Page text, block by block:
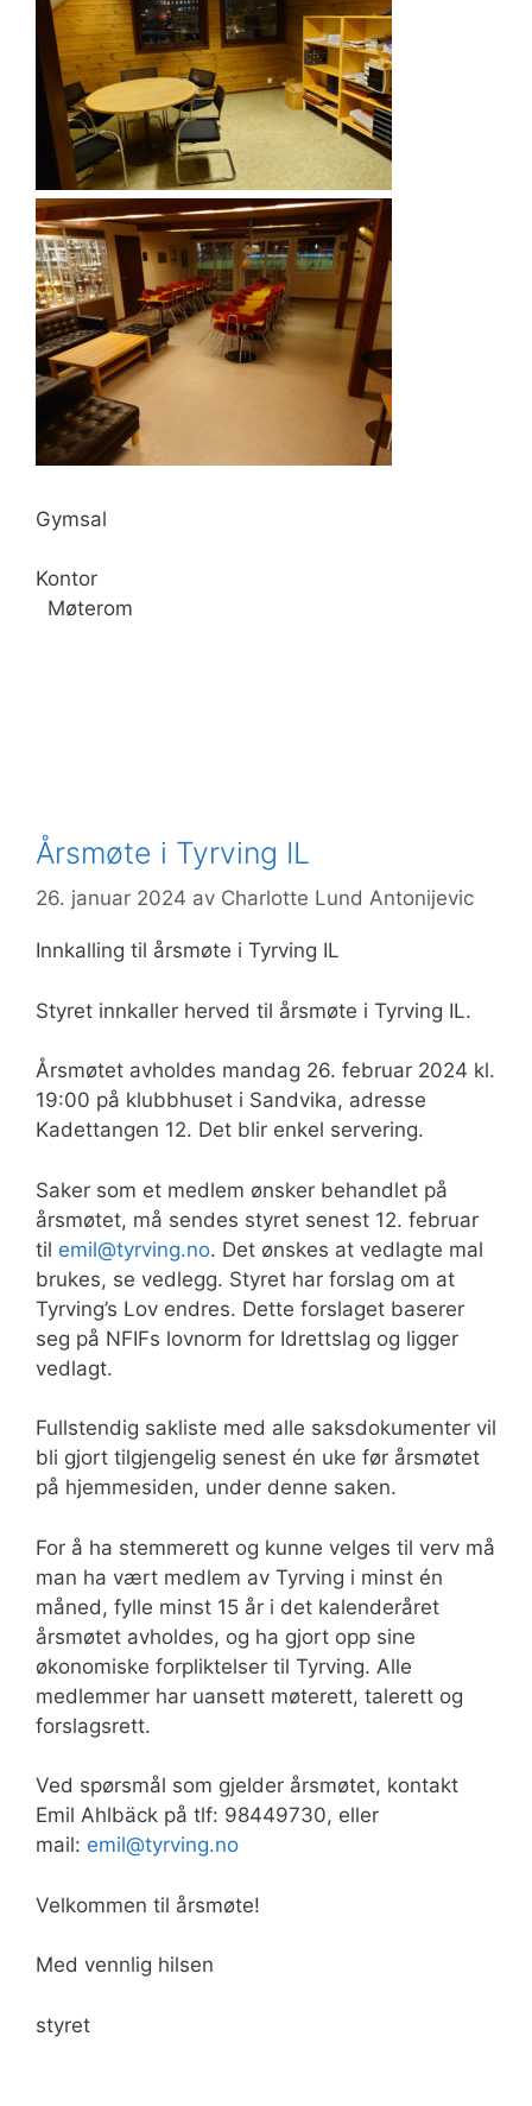
Gymsal
Kontor
Møterom
Årsmøte i Tyrving IL
26. januar 2024 av Charlotte Lund Antonijevic
Innkalling til årsmøte i Tyrving IL
Styret innkaller herved til årsmøte i Tyrving IL.
Årsmøtet avholdes mandag 26. februar 2024 kl.
19:00 på klubbhuset i Sandvika, adresse
Kadettangen 12. Det blir enkel servering.
Saker som et medlem ønsker behandlet på
årsmøtet, må sendes styret senest 12. februar
til emil@tyrving.no. Det ønskes at vedlagte mal
brukes, se vedlegg. Styret har forslag om at
Tyrving’s Lov endres. Dette forslaget baserer
seg på NFIFs lovnorm for Idrettslag og ligger
vedlagt.
Fullstendig sakliste med alle saksdokumenter vil
bli gjort tilgjengelig senest én uke før årsmøtet
på hjemmesiden, under denne saken.
For å ha stemmerett og kunne velges til verv må
man ha vært medlem av Tyrving i minst én
måned, fylle minst 15 år i det kalenderåret
årsmøtet avholdes, og ha gjort opp sine
økonomiske forpliktelser til Tyrving. Alle
medlemmer har uansett møterett, talerett og
forslagsrett.
Ved spørsmål som gjelder årsmøtet, kontakt
Emil Ahlbäck på tlf: 98449730, eller
mail: emil@tyrving.no
Velkommen til årsmøte!
Med vennlig hilsen
styret